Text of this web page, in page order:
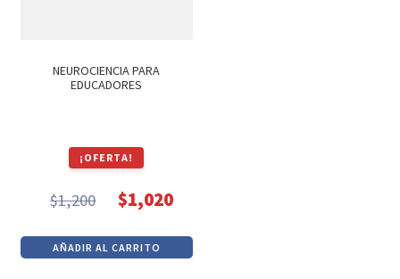
NEUROCIENCIA PARA
EDUCADORES
¡OFERTA!
$1,200
precio
original
$1,020
precio
actual
AÑADIR AL CARRITO